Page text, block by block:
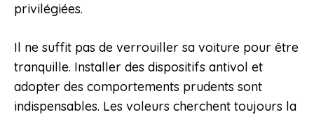
privilégiées.
Il ne suffit pas de verrouiller sa voiture pour être
tranquille. Installer des dispositifs antivol et
adopter des comportements prudents sont
indispensables. Les voleurs cherchent toujours la